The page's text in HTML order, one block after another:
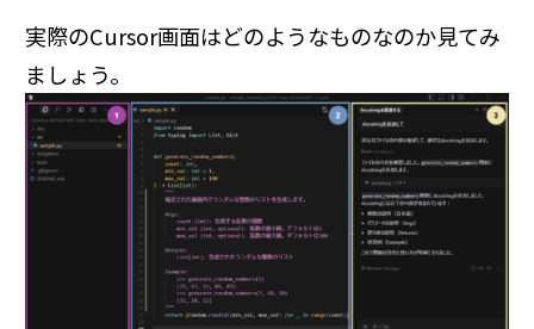
実際のCursor画面はどのようなものなのか見てみ
ましょう。